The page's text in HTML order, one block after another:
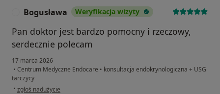
Bogusława Weryfikacja wizyty
Pan doktor jest bardzo pomocny i rzeczowy,
serdecznie polecam
17 marca 2026
• Centrum Medyczne Endocare • konsultacja endokrynologiczna + USG
tarczycy
• w opinii użytkownika Bogusława
zgłoś nadużycie